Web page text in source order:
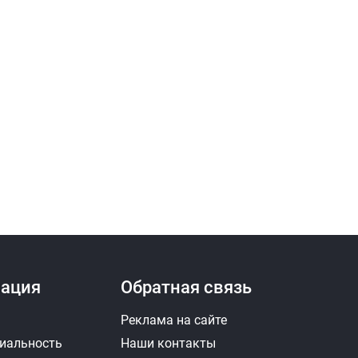
Замена передних тормозных колодок
помпы Замена приводного ремня
Обратная связь
Реклама на сайте
Наши контакты